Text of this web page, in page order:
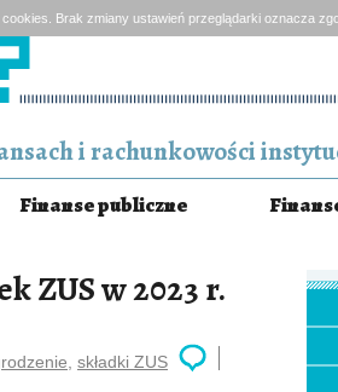
Brak zmiany ustawień przeglądarki oznacza
i rachunkowości
Finanse publiczne
ZUS w 2023 r.
składki ZUS